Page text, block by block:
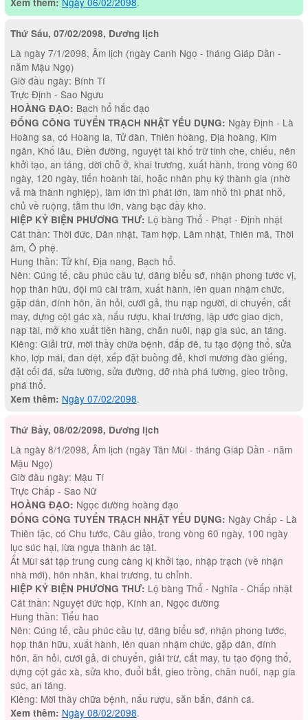
Thứ Sáu, 07/02/2098, Dương lịch
Là ngày 7/1/2098, Âm lịch (ngày Canh Ngọ - tháng Giáp Dần -
năm Mậu Ngọ)
Giờ đầu ngày: Bính Tí
Trực Định - Sao Ngưu
HOÀNG ĐẠO: Bạch hổ hắc đạo
ĐỔNG CÔNG TUYỂN TRẠCH NHẬT YẾU DỤNG: Ngày Định - Là
Hoàng sa, có Hoàng la, Tử đàn, Thiên hoàng, Địa hoàng, Kim
ngân, Khố lâu, Điền đường, nguyệt tài khố trữ tinh che, chiếu, nên
khởi tạo, an táng, dời chỗ ở, khai trương, xuất hành, trong vòng 60
ngày, 120 ngày, tiến hoành tài, hoặc nhân phụ ký thành gia (nhờ
vả mà thành nghiệp), làm lớn thì phát lớn, làm nhỏ thì phát nhỏ,
chủ về ruộng, tằm thu lớn, vàng bạc đầy kho.
HIỆP KỶ BIỆN PHƯƠNG THƯ: Lộ bàng Thổ - Phạt - Định nhật
Cát thần: Thời đức, Dân nhật, Tam hợp, Lâm nhật, Thiên mã, Thời
âm, Ô phệ.
Hung thần: Tử khí, Địa nang, Bạch hổ.
Nên: Cúng tế, cầu phúc cầu tự, dâng biểu sớ, nhận phong tước vị,
họp thân hữu, đội mũ cài trâm, xuất hành, lên quan nhậm chức,
gặp dân, đính hôn, ăn hỏi, cưới gả, thu nạp người, di chuyến, cắt
may, dựng cột gác xà, nấu rượu, khai trương, lập ước giao dịch,
nạp tài, mở kho xuất tiền hàng, chăn nuôi, nạp gia súc, an táng.
Kiêng: Giải trừ, mời thầy chữa bệnh, đắp đê, tu tạo động thổ, sửa
kho, lợp mái, đan dệt, xếp đặt buồng đẻ, khơi mương đào giếng,
đặt cối đá, sửa tường, sửa đường, dỡ nhà phá tường, gieo trồng,
phá thổ.
Xem thêm: Ngày 07/02/2098.
Thứ Bảy, 08/02/2098, Dương lịch
Là ngày 8/1/2098, Âm lịch (ngày Tân Mùi - tháng Giáp Dần - năm
Mậu Ngọ)
Giờ đầu ngày: Mậu Tí
Trực Chấp - Sao Nữ
HOÀNG ĐẠO: Ngọc đường hoàng đạo
ĐỔNG CÔNG TUYỂN TRẠCH NHẬT YẾU DỤNG: Ngày Chấp - Là
Thiên tặc, có Chu tước, Câu giảo, trong vòng 60 ngày, 100 ngày
lục súc hại, lừa ngựa thành ác tật.
Ất Mùi sát tập trung cung càng kị khởi tạo, nhập trạch (về nhận
nhà mới), hôn nhân, khai trương, tu chỉnh.
HIỆP KỶ BIỆN PHƯƠNG THƯ: Lộ bàng Thổ - Nghĩa - Chấp nhật
Cát thần: Nguyệt đức hợp, Kính an, Ngọc đường
Hung thần: Tiểu hao
Nên: Cúng tế, cầu phúc cầu tự, dâng biểu sớ, nhận phong tước,
họp thân hữu, xuất hành, lên quan nhậm chức, gặp dân, đính
hôn, ăn hỏi, cưới gả, di chuyển, giải trừ, cắt may, tu tạo động thổ,
dựng cột gác xà, sửa kho, đuổi bắt, gieo trồng, chăn nuôi, nạp gia
súc, an táng.
Kiêng: Mời thầy chữa bệnh, nấu rượu, săn bắn, đánh cá.
Xem thêm: Ngày 08/02/2098.